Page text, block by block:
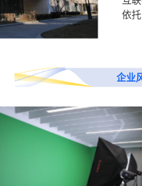
依
企业